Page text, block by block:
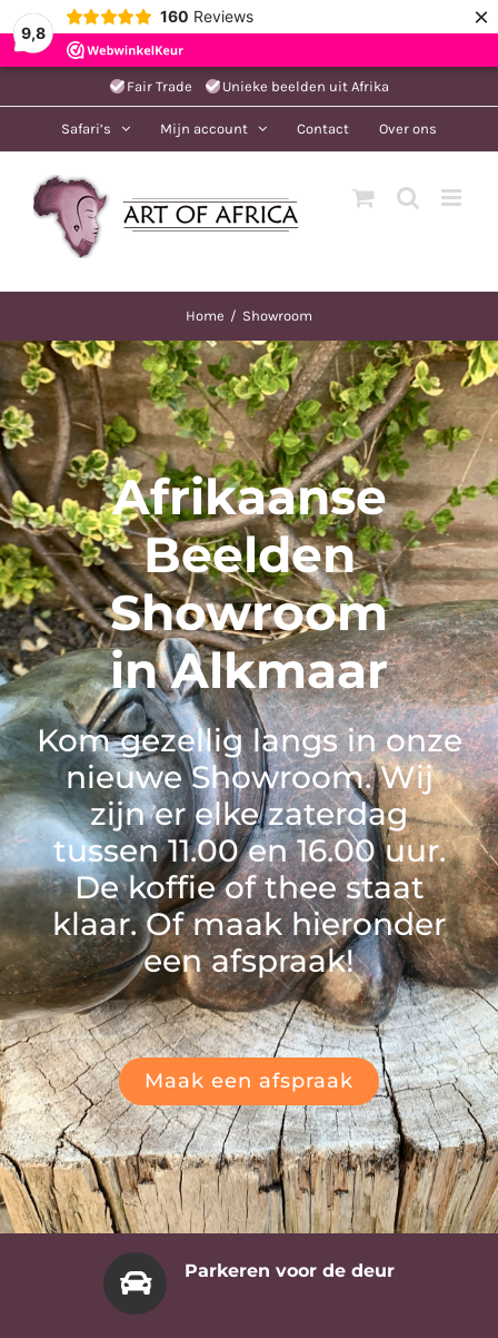
9,8
160 Reviews ×
naar
Fair Trade Unieke beelden uit Afrika
Safari’s Mijn account Contact Over ons
Home Showroom
Afrikaanse
Beelden
Showroom
in Alkmaar
Kom gezellig langs in onze
nieuwe Showroom. Wij
zijn er elke zaterdag
tussen 11.00 en 16.00 uur.
De koffie of thee staat
klaar. Of maak hieronder
een afspraak!
Maak een afspraak
Parkeren voor de deur